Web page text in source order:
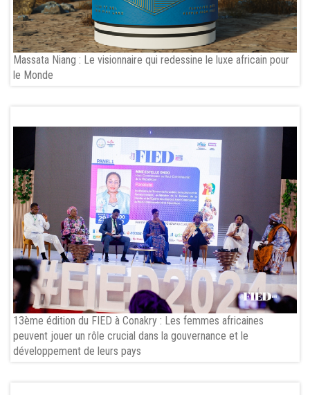
Massata Niang : Le visionnaire qui redessine le luxe africain pour
le Monde
13ème édition du FIED à Conakry : Les femmes africaines
peuvent jouer un rôle crucial dans la gouvernance et le
développement de leurs pays